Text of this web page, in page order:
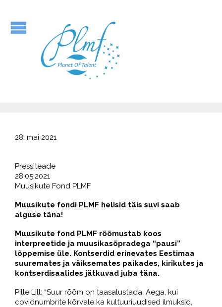
28. mai 2021
Pressiteade
28.05.2021
Muusikute Fond PLMF
Muusikute fondi PLMF helisid täis suvi saab
alguse täna!
Muusikute fond PLMF rõõmustab koos
interpreetide ja muusikasõpradega “pausi”
lõppemise üle. Kontserdid erinevates Eestimaa
suuremates ja väiksemates paikades, kirikutes ja
kontserdisaalides jätkuvad juba täna.
Pille Lill: “Suur rõõm on taasalustada. Aega, kui
covidnumbrite kõrvale ka kultuuriuudised ilmuksid,